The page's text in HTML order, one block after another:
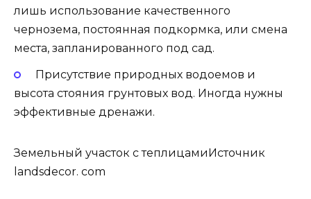
лишь использование качественного
чернозема, постоянная подкормка, или смена
места, запланированного под сад.
Присутствие природных водоемов и
высота стояния грунтовых вод. Иногда нужны
эффективные дренажи.
Земельный участок с теплицамиИсточник
landsdecor. com